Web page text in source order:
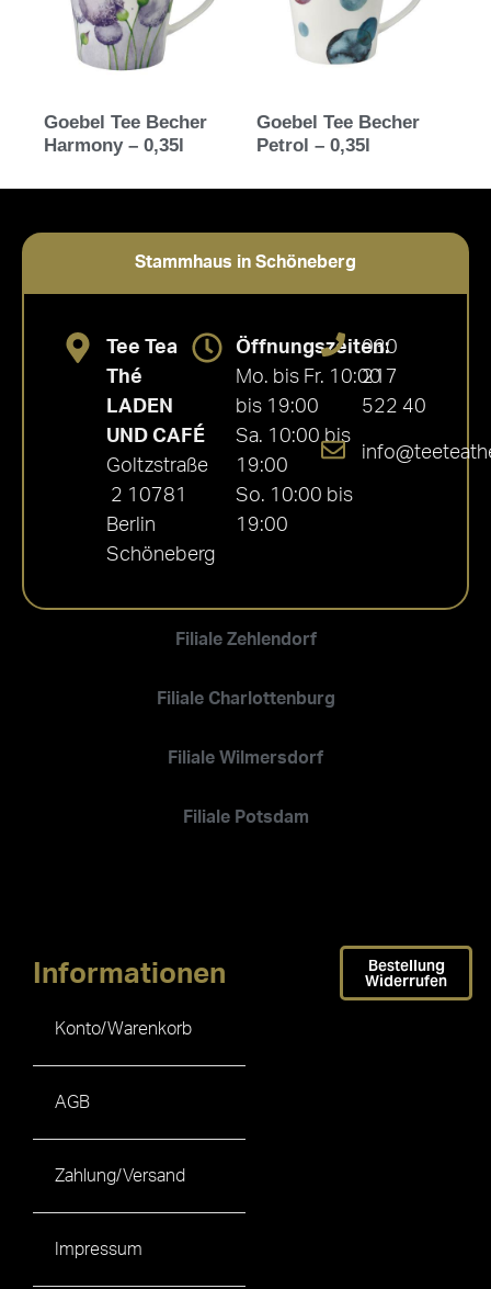
Goebel Tee Becher
Harmony – 0,35l
Goebel Tee Becher
Petrol – 0,35l
Stammhaus in Schöneberg
Filiale Zehlendorf
Filiale Charlottenburg
Filiale Wilmersdorf
Filiale Potsdam
Tee Tea
Thé
LADEN
UND CAFÉ
Goltzstraße
2 10781
Berlin
Schöneberg
Öffnungszeiten:
Mo. bis Fr. 10:00
bis 19:00
Sa. 10:00 bis
19:00
So. 10:00 bis
19:00
030
217
522 40
Informationen
Konto/Warenkorb
AGB
Zahlung/Versand
Impressum
Bestellung
Widerrufen